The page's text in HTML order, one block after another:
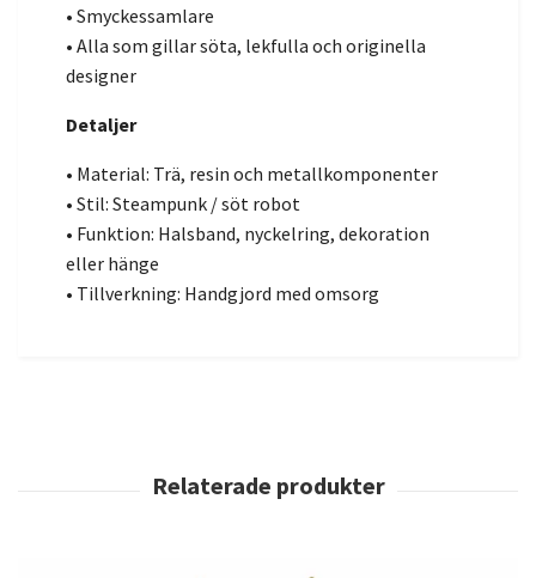
• Smyckessamlare
• Alla som gillar söta, lekfulla och originella
designer
Detaljer
• Material: Trä, resin och metallkomponenter
• Stil: Steampunk / söt robot
• Funktion: Halsband, nyckelring, dekoration
eller hänge
• Tillverkning: Handgjord med omsorg